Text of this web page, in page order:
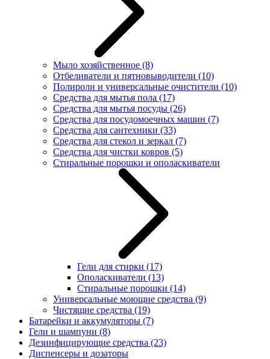
Мыло хозяйственное (8)
Отбеливатели и пятновыводители (10)
Полироли и универсальные очистители (10)
Средства для мытья пола (17)
Средства для мытья посуды (26)
Средства для посудомоечных машин (7)
Средства для сантехники (33)
Средства для стекол и зеркал (7)
Средства для чистки ковров (5)
Стиральные порошки и ополаскиватели
Гели для стирки (17)
Ополаскиватели (13)
Стиральные порошки (14)
Универсальные моющие средства (9)
Чистящие средства (19)
Батарейки и аккумуляторы (7)
Гели и шампуни (8)
Дезинфицирующие средства (23)
Диспенсеры и дозаторы